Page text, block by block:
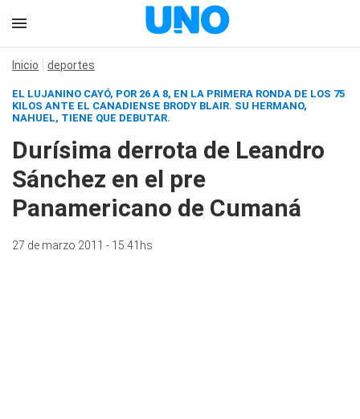
Inicio deportes
EL LUJANINO CAYÓ, POR 26 A 8, EN LA PRIMERA RONDA DE LOS 75
KILOS ANTE EL CANADIENSE BRODY BLAIR. SU HERMANO,
NAHUEL, TIENE QUE DEBUTAR.
Durísima derrota de Leandro
Sánchez en el pre
Panamericano de Cumaná
27 de marzo 2011 - 15:41hs